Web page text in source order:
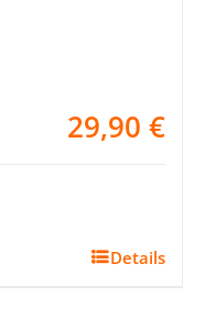
29,90 €
Details